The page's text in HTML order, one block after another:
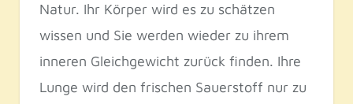
Natur. Ihr Körper wird es zu schätzen
wissen und Sie werden wieder zu ihrem
inneren Gleichgewicht zurück finden. Ihre
Lunge wird den frischen Sauerstoff nur zu